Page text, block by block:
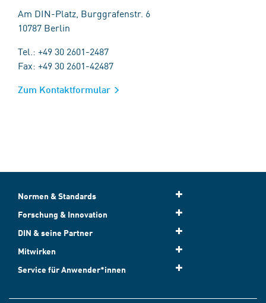
Am DIN-Platz, Burggrafenstr. 6
10787 Berlin
Tel.: +49 30 2601-2487
Fax: +49 30 2601-42487
Zum Kontaktformular
Normen & Standards
Forschung & Innovation
DIN & seine Partner
Mitwirken
Service für Anwender*innen